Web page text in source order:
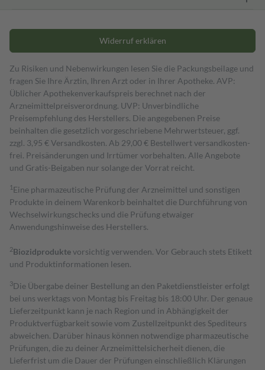
Widerruf erklären
Zu Risiken und Nebenwirkungen lesen Sie die Packungsbeilage und
fragen Sie Ihre Ärztin, Ihren Arzt oder in Ihrer Apotheke. AVP:
Üblicher Apothekenverkaufspreis berechnet nach der
Arzneimittelpreisverordnung. UVP: Unverbindliche
Preisempfehlung des Herstellers. Die angegebenen Preise
beinhalten die gesetzlich vorgeschriebene Mehrwertsteuer, ggf.
zzgl. 3,95 € Versandkosten. Ab 29,00 € Bestell­wert versand­kosten­
frei. Preisänderungen und Irrtümer vorbehalten. Alle Angebote
und Gratis-Beigaben nur solange der Vorrat reicht.
1 Eine pharmazeutische Prüfung der Arzneimittel und sonstigen
Produkte in deinem Warenkorb beinhaltet die Durchführung von
Wechselwirkungschecks und die Prüfung etwaiger
Anwendungshinweise des Herstellers.
2Biozidproduktevorsichtig verwenden. Vor Gebrauch stets Etikett
und Produktinformationen lesen.
3Die Übergabe deiner Bestellung an den Paketdienstleister erfolgt
bei uns werktags von Montag bis Freitag bis 18:00 Uhr. Der genaue
Lieferzeitpunkt kann je nach Region und in Abhängigkeit der
Produktverfügbarkeit sowie vom Zustellzeitpunkt des Spediteurs
abweichen. Darüber hinaus können notwendige pharmazeutische
Prüfungen, die zu deiner Arzneimittelsicherheit dienen, die
Lieferfrist um die Dauer der Prüfungen einschließlich Klärungen